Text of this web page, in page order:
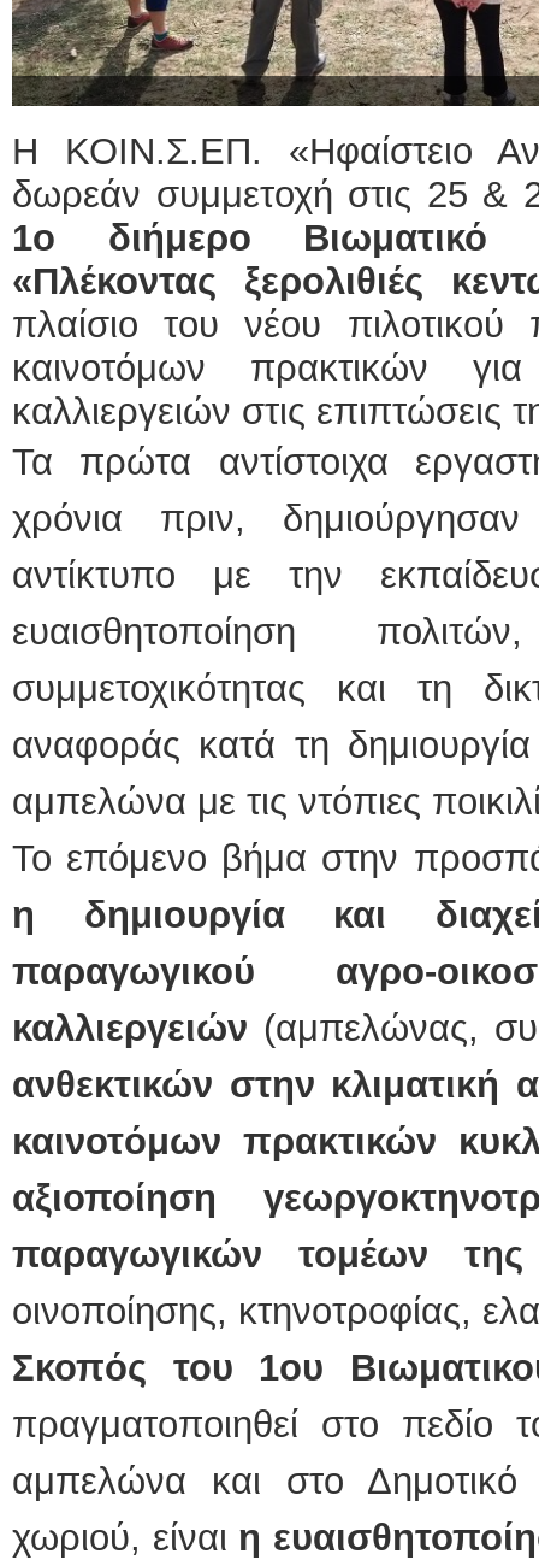
Η ΚΟΙΝ.Σ.ΕΠ. «Ηφαίστειο
δωρεάν συμμετοχή στις 25 &
1ο διήμερο Βιωματικό
«Πλέκοντας ξερολιθιές
πλαίσιο του νέου
καινοτόμων πρακτικών
καλλιεργειών στις επιπτώσεις
Τα πρώτα αντίστοιχα
χρόνια πριν,
αντίκτυπο με την
ευαισθητοποίηση
συμμετοχικότητας και τη
αναφοράς κατά τη
αμπελώνα με τις ντόπιες
Το επόμενο βήμα στην
η δημιουργία και
παραγωγικού αγρο-
καλλιεργειών (αμπελώνας,
ανθεκτικών στην
καινοτόμων πρακτικών
αξιοποίηση
παραγωγικών τομέων
οινοποίησης, κτηνοτροφίας,
Σκοπός του 1ου
πραγματοποιηθεί στο πεδίο
αμπελώνα και στο Δημοτικό
χωριού, είναι η